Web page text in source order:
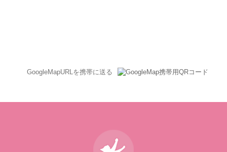
GoogleMapURLを携帯に送る